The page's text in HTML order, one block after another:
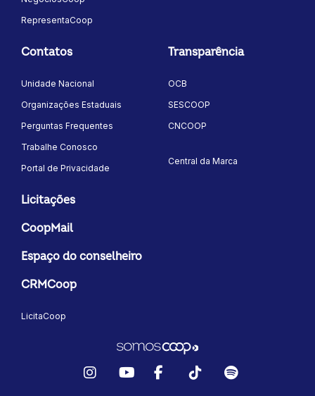
RepresentaCoop
Contatos
Unidade Nacional
Organizações Estaduais
Perguntas Frequentes
Trabalhe Conosco
Portal de Privacidade
Transparência
OCB
SESCOOP
CNCOOP
Central da Marca
Licitações
CoopMail
Espaço do conselheiro
CRMCoop
LicitaCoop